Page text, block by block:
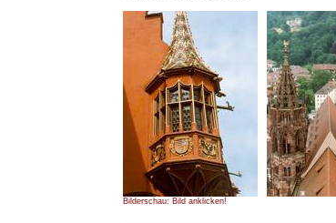
Bilderschau: Bild anklicken!